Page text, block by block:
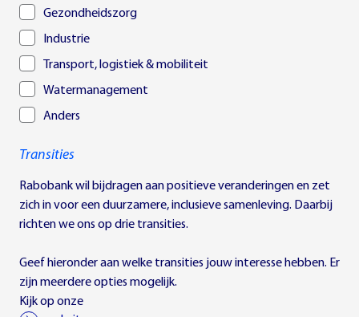
Gezondheidszorg
Industrie
Transport, logistiek & mobiliteit
Watermanagement
Anders
Transities
Rabobank wil bijdragen aan positieve veranderingen en zet
zich in voor een duurzamere, inclusieve samenleving. Daarbij
richten we ons op drie transities.
Geef hieronder aan welke transities jouw interesse hebben. Er
zijn meerdere opties mogelijk.
Kijk op onze